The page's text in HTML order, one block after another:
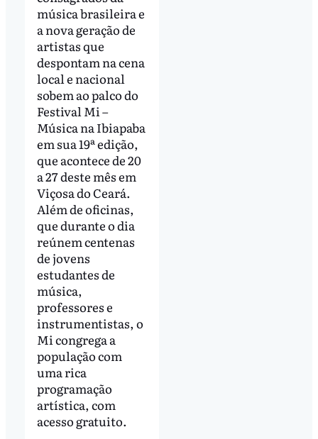
música brasileira e
a nova geração de
artistas que
despontam na cena
local e nacional
sobem ao palco do
Festival Mi –
Música na Ibiapaba
em sua 19ª edição,
que acontece de 20
a 27 deste mês em
Viçosa do Ceará.
Além de oficinas,
que durante o dia
reúnem centenas
de jovens
estudantes de
música,
professores e
instrumentistas, o
Mi congrega a
população com
uma rica
programação
artística, com
acesso gratuito.